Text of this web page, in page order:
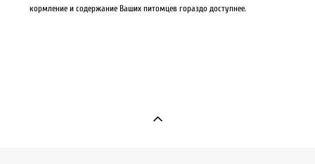
кормление и содержание Ваших питомцев гораздо доступнее.